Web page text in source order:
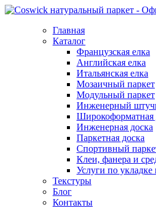
Главная
Каталог
Французская елка
Английская елка
Итальянская елка
Мозаичный паркет
Модульный паркет
Инженерный
Широкоформатная
Инженерная доска
Паркетная доска
Спортивный
Клеи, фанера и
Услуги по укладке
Текстуры
Блог
Контакты